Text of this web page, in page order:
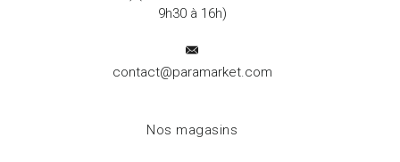
9h30 à 16h)
contact@paramarket.com
Nos magasins